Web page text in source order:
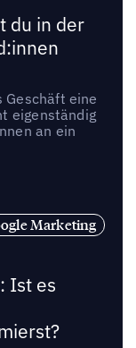
du in der
Geschäft eine
eigenständig
an ein
Marketing
Ist es